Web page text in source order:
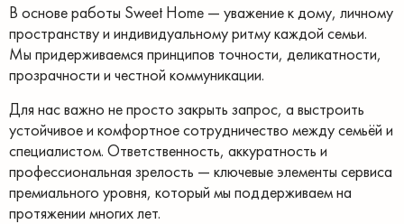
В основе работы Sweet Home — уважение к дому, личному
пространству и индивидуальному ритму каждой семьи.
Мы придерживаемся принципов точности, деликатности,
прозрачности и честной коммуникации.
Для нас важно не просто закрыть запрос, а выстроить
устойчивое и комфортное сотрудничество между семьёй и
специалистом. Ответственность, аккуратность и
профессиональная зрелость — ключевые элементы сервиса
премиального уровня, который мы поддерживаем на
протяжении многих лет.